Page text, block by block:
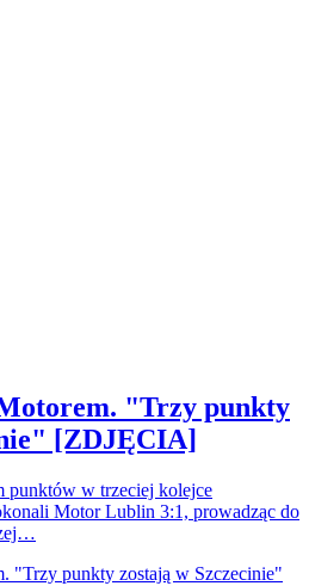
"Trzy punkty
[ZDJĘCIA]
punktów w trzeciej kolejce
Motor Lublin 3:1, prowadząc do